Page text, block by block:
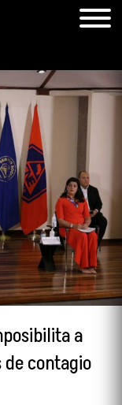
a
contagio